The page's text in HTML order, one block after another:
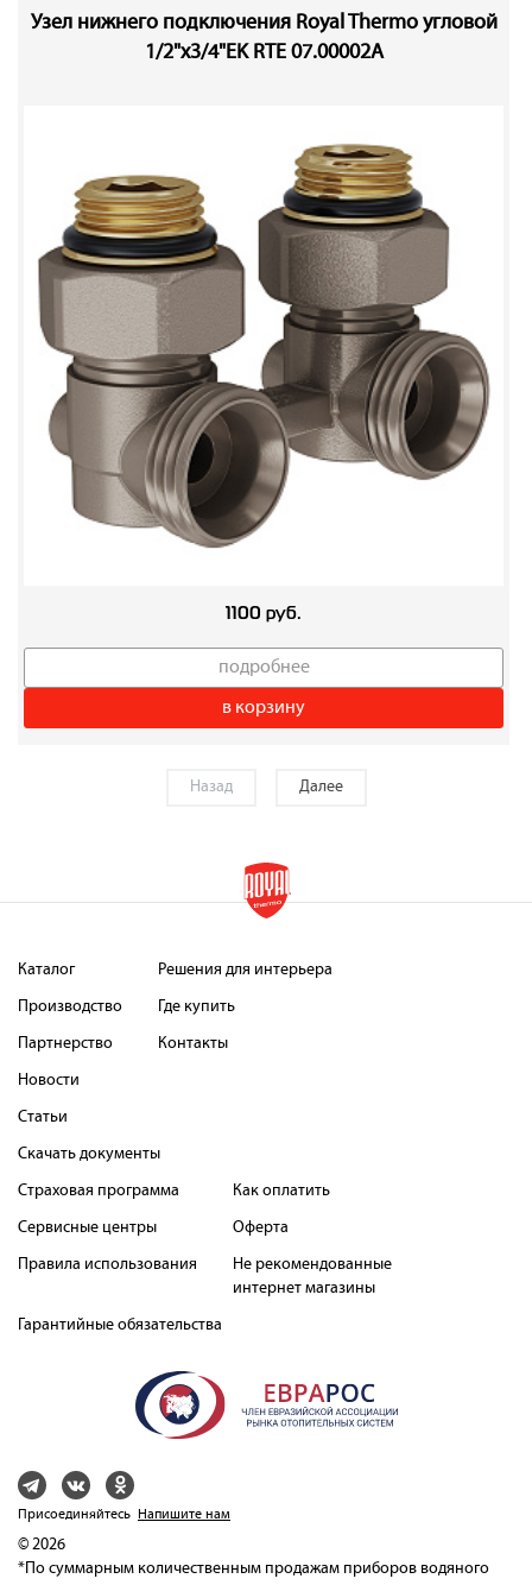
Узел нижнего подключения Royal Thermo угловой
1/2"х3/4"EK RTE 07.00002А
1100 руб.
подробнее
в корзину
Назад Далее
Каталог
Производство
Партнерство
Решения для интерьера
Где купить
Контакты
Новости
Статьи
Скачать документы
Страховая программа
Сервисные центры
Правила использования
Как оплатить
Оферта
Не рекомендованные
интернет магазины
Гарантийные обязательства
Присоединяйтесь Напишите нам
© 2026
*По суммарным количественным продажам приборов водяного